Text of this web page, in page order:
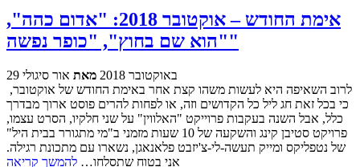
אימת החודש – אוקטובר 2018: "אדום כהה",
"הוא שם בחוץ", "כופר נפשה"
29 באוקטובר 2018 מאת אור סיגולי
כי בכל זאת חג ליל כל הקדושים וזה, או לפחות להרים פוסט ארוך מבדרך
כלל, אבל השנה בעקבות פרוייקט "האלווין" על שני חלקיו, הסרט עצמו,
פרויקט סטיבן קינג והשקעה של 10 שעות מזמני ב"מי מתגורר בבית היל"
של נטפליקס ומייק תעשה-לי-צ'יזבט פלאנאגן, נשארו עם מתכונת רגילה.
אני בטוח שתסלחו… להמשך קריאה